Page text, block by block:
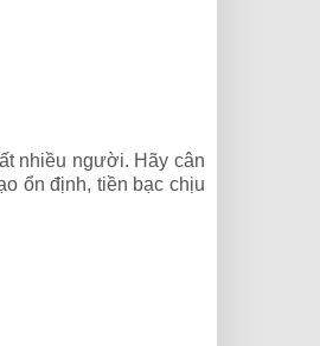
nhiều người. Hãy cân
ổn định, tiền bạc chịu